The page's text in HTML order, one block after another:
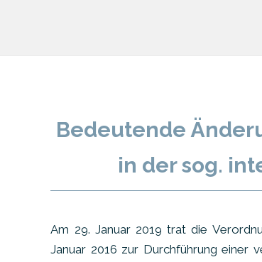
Bedeutende
in der sog.
Am 29. Januar 2019 trat die
Januar 2016 zur Durchführung einer